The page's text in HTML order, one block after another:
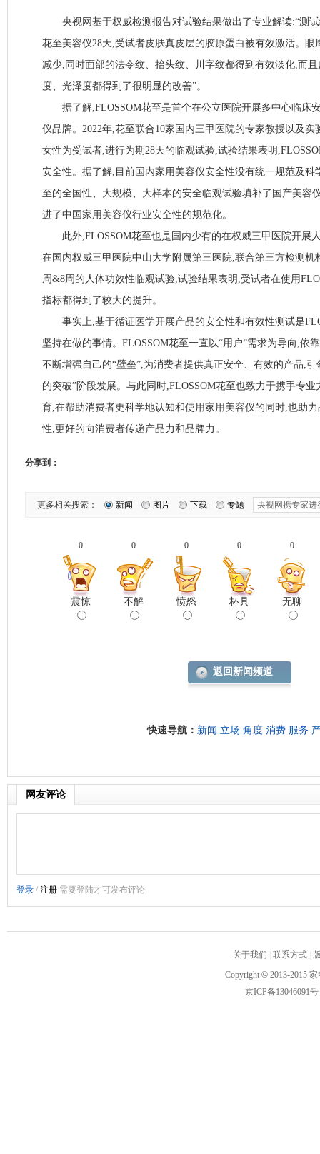
央视网基于权威检测报告对试验结果做出了专业解读:“测试
花至美容仪28天,受试者皮肤真皮层的胶原蛋白被有效激活。眼
减少,同时面部的法令纹、抬头纹、川字纹都得到有效淡化,而
度、光泽度都得到了很明显的改善”。
据了解,FLOSSOM花至是首个在公立医院开展多中心临床
仪品牌。2022年,花至联合10家国内三甲医院的专家教授以及实
女性为受试者,进行为期28天的临观试验,试验结果表明
安全性。据了解,目前国内家用美容仪安全性没有统一规范及科
至的全国性、大规模、大样本的安全临观试验填补了国产美容
进了中国家用美容仪行业安全性的规范化。
此外,FLOSSOM花至也是国内少有的在权威三甲医院开展
在国内权威三甲医院中山大学附属第三医院,联合第三方检测机
周&8周的人体功效性临观试验,试验结果表明,受试者在使用
指标都得到了较大的提升。
事实上,基于循证医学开展产品的安全性和有效性测试是
坚持在做的事情。FLOSSOM花至一直以“用户”需求为导向,依
不断增强自己的“壁垒”,为消费者提供真正安全、有效的产品,
的突破”阶段发展。与此同时,FLOSSOM花至也致力于携手专
育,在帮助消费者更科学地认知和使用家用美容仪的同时,也助
性,更好的向消费者传递产品力和品牌力。
分享到：
更多相关搜索： 新闻 图片 下载 专题
0
震惊
0
不解
0
愤怒
0
杯具
0
无聊
返回新闻频道
快速导航： 新闻 立场 角度 消费 服务
网友评论
关于我们 联系方式
Copyright © 2013-2015
京ICP备13046091号